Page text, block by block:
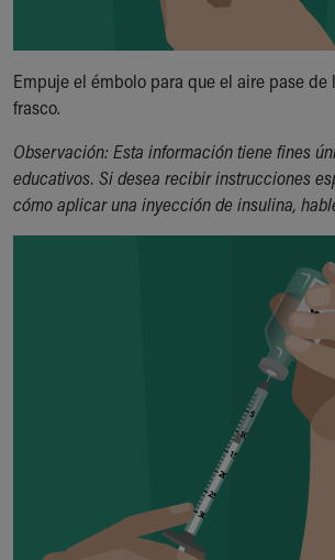
Empuje el émbolo para que el aire pase de
frasco.
Observación: Esta información tiene fines
educativos. Si desea recibir instrucciones
cómo aplicar una inyección de insulina,